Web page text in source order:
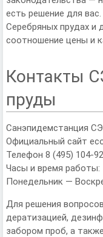
есть решение для
Серебряных прудах и
соотношение цены и
Контакты
пруды
Санэпидемстанция
Официальный сайт
Телефон 8 (495) 104-
Часы и время работы:
Понедельник —
Для решения
дератизацией,
забором проб, а